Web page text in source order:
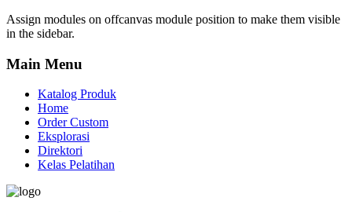
Assign modules on offcanvas module position to make them visible
in the sidebar.
Main Menu
Katalog Produk
Home
Order Custom
Eksplorasi
Direktori
Kelas Pelatihan